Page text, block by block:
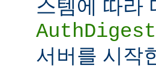
스템에 따라
서버를 시작